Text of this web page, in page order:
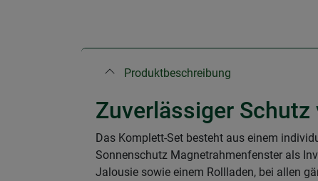
Produktbeschreibung
Zuverlässiger
Das Komplett-Set besteht aus einem
Sonnenschutz Magnetrahmenfenster als
Jalousie sowie einem Rollladen, bei allen